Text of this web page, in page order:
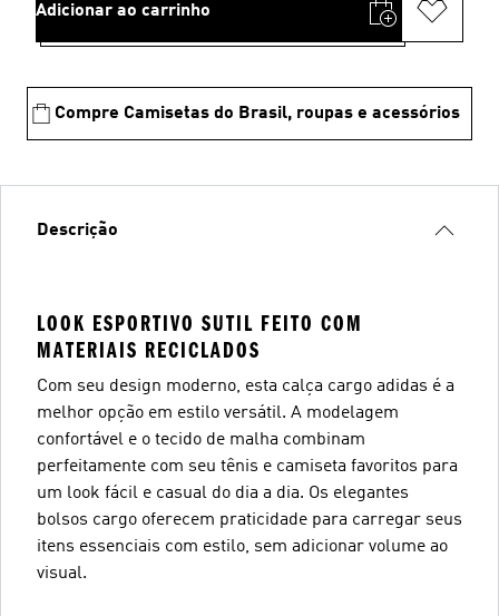
Adicionar ao carrinho
Compre Camisetas do Brasil, roupas e acessórios
Descrição
LOOK ESPORTIVO SUTIL FEITO COM
MATERIAIS RECICLADOS
Com seu design moderno, esta calça cargo adidas é a
melhor opção em estilo versátil. A modelagem
confortável e o tecido de malha combinam
perfeitamente com seu tênis e camiseta favoritos para
um look fácil e casual do dia a dia. Os elegantes
bolsos cargo oferecem praticidade para carregar seus
itens essenciais com estilo, sem adicionar volume ao
visual.